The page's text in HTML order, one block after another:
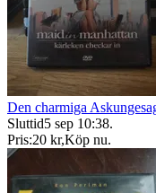
Den charmiga
Sluttid5 sep 10:38.
Pris:20 kr,Köp nu.